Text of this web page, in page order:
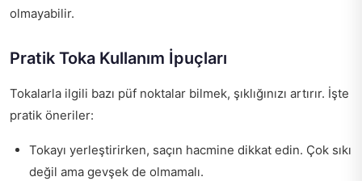
olmayabilir.
Pratik Toka Kullanım İpuçları
Tokalarla ilgili bazı püf noktalar bilmek, şıklığınızı artırır. İşte
pratik öneriler:
Tokayı yerleştirirken, saçın hacmine dikkat edin. Çok sıkı
değil ama gevşek de olmamalı.